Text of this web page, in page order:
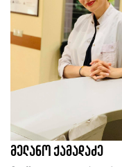
მელანო ქამადაძე